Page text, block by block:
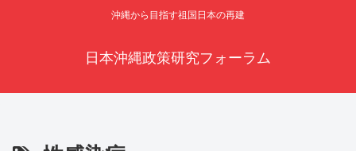
沖縄から目指す祖国日本の再建
日本沖縄政策研究フォーラム